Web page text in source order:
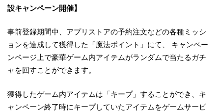
設キャンペーン開催】
事前登録期間中、アプリストアの予約注文などの各種ミッシ
ョンを達成して獲得した「魔法ポイント」にて、 キャンペー
ンページ上で豪華ゲーム内アイテムがランダムで当たるガチ
ャを回すことができます。
獲得したゲーム内アイテムは「キープ」することができ、キ
ャンペーン終了時にキープしていたアイテムをゲームサービ